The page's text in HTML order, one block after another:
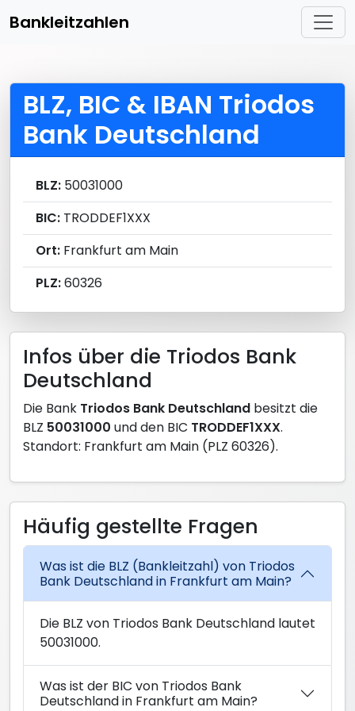
Bankleitzahlen
BLZ, BIC & IBAN Triodos
Bank Deutschland
BLZ: 50031000
BIC: TRODDEF1XXX
Ort: Frankfurt am Main
PLZ:60326
Infos über die Triodos Bank
Deutschland
Die Bank Triodos Bank Deutschland besitzt die
BLZ 50031000 und den BIC TRODDEF1XXX.
Standort: Frankfurt am Main (PLZ 60326).
Häufig gestellte Fragen
Was ist die BLZ (Bankleitzahl) von Triodos
Bank Deutschland in Frankfurt am Main?
Die BLZ von Triodos Bank Deutschland lautet
50031000.
Was ist der BIC von Triodos Bank
Deutschland in Frankfurt am Main?